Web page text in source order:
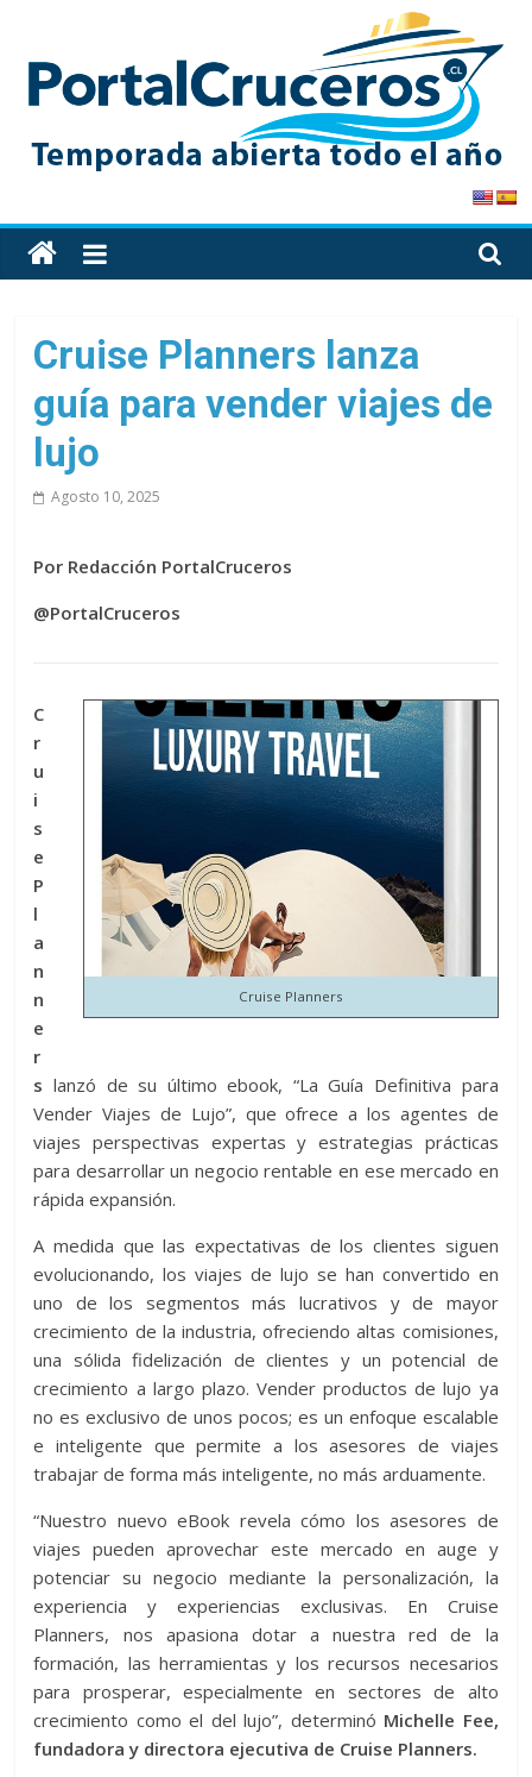
content
PortalCruceros
Toda
la
de
cruceros
en
un
solo
Cruise Planners lanza
guía para vender viajes de
lujo
Agosto 10, 2025
Por Redacción PortalCruceros
@PortalCruceros
Cruise Planners
C
r
u
i
s
e
P
l
a
n
n
e
r
s lanzó de su último ebook, “La Guía Definitiva para
Vender Viajes de Lujo”, que ofrece a los agentes de
viajes perspectivas expertas y estrategias prácticas
para desarrollar un negocio rentable en ese mercado en
rápida expansión.
A medida que las expectativas de los clientes siguen
evolucionando, los viajes de lujo se han convertido en
uno de los segmentos más lucrativos y de mayor
crecimiento de la industria, ofreciendo altas comisiones,
una sólida fidelización de clientes y un potencial de
crecimiento a largo plazo. Vender productos de lujo ya
no es exclusivo de unos pocos; es un enfoque escalable
e inteligente que permite a los asesores de viajes
trabajar de forma más inteligente, no más arduamente.
“Nuestro nuevo eBook revela cómo los asesores de
viajes pueden aprovechar este mercado en auge y
potenciar su negocio mediante la personalización, la
experiencia y experiencias exclusivas. En Cruise
Planners, nos apasiona dotar a nuestra red de la
formación, las herramientas y los recursos necesarios
para prosperar, especialmente en sectores de alto
crecimiento como el del lujo”, determinó Michelle Fee,
fundadora y directora ejecutiva de Cruise Planners.